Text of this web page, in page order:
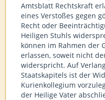
Amtsblatt Rechtskraft
eines Verstoßes gegen
Recht oder
Heiligen Stuhls
können im Rahmen der
erlassen, soweit nicht
widerspricht. Auf
Staatskapitels ist der
Kurienkollegium
der Heilige Vater